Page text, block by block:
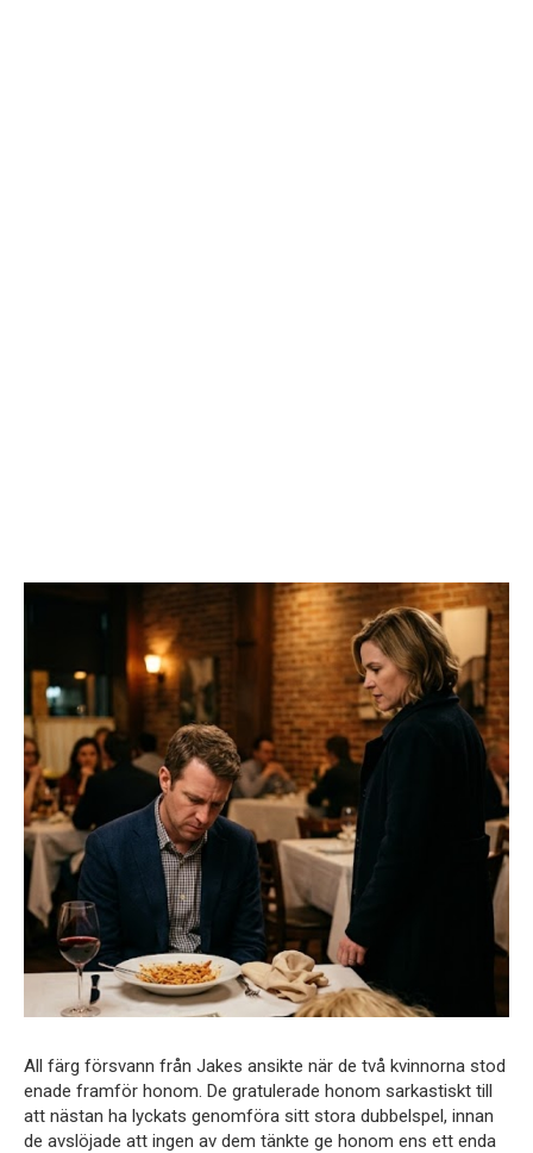
All färg försvann från Jakes ansikte när de två kvinnorna stod
enade framför honom. De gratulerade honom sarkastiskt till
att nästan ha lyckats genomföra sitt stora dubbelspel, innan
de avslöjade att ingen av dem tänkte ge honom ens ett enda